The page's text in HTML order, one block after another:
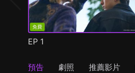
免費
EP 1
預告 劇照 推薦影片